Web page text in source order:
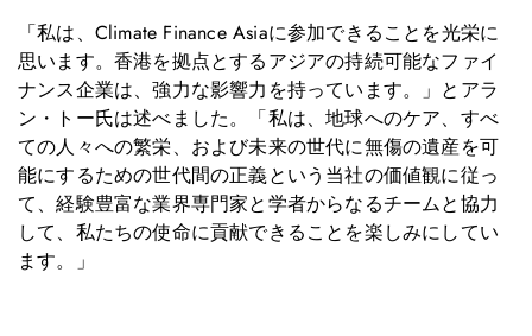
「私は、Climate Finance Asiaに参加できることを光栄に
思います。香港を拠点とするアジアの持続可能なファイ
ナンス企業は、強力な影響力を持っています。」とアラ
ン・トー氏は述べました。「私は、地球へのケア、すべ
ての人々への繁栄、および未来の世代に無傷の遺産を可
能にするための世代間の正義という当社の価値観に従っ
て、経験豊富な業界専門家と学者からなるチームと協力
して、私たちの使命に貢献できることを楽しみにしてい
ます。」